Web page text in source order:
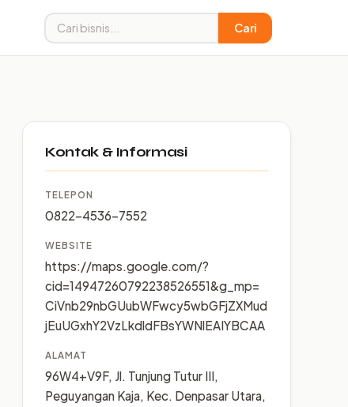
Cari
Kontak & Informasi
TELEPON
0822-4536-7552
WEBSITE
https://maps.google.com/?
cid=14947260792238526551&g_mp=
CiVnb29nbGUubWFwcy5wbGFjZXMud
jEuUGxhY2VzLkdldFBsYWNlEAIYBCAA
ALAMAT
96W4+V9F, Jl. Tunjung Tutur III,
Peguyangan Kaja, Kec. Denpasar Utara,